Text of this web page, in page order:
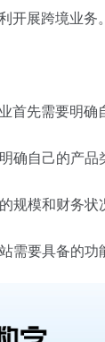
开展跨境业务。
首先需要明确
确自己的产品
规模和财务状
需要具备的功